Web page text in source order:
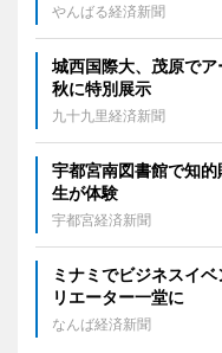
やんばる経済新聞
城西国際大、茂原で
秋に特別展示
九十九里経済新聞
宇都宮南図書館で知
生が体験
宇都宮経済新聞
ミナミでビジネスイ
リエーター一堂に
なんば経済新聞